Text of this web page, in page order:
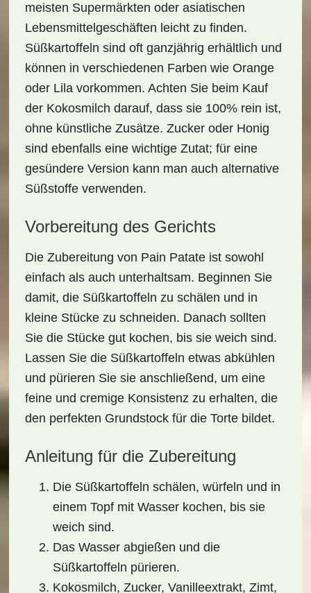
meisten Supermärkten oder asiatischen
Lebensmittelgeschäften leicht zu finden.
Süßkartoffeln sind oft ganzjährig erhältlich und
können in verschiedenen Farben wie Orange
oder Lila vorkommen. Achten Sie beim Kauf
der Kokosmilch darauf, dass sie 100% rein ist,
ohne künstliche Zusätze. Zucker oder Honig
sind ebenfalls eine wichtige Zutat; für eine
gesündere Version kann man auch alternative
Süßstoffe verwenden.
Vorbereitung des Gerichts
Die Zubereitung von Pain Patate ist sowohl
einfach als auch unterhaltsam. Beginnen Sie
damit, die Süßkartoffeln zu schälen und in
kleine Stücke zu schneiden. Danach sollten
Sie die Stücke gut kochen, bis sie weich sind.
Lassen Sie die Süßkartoffeln etwas abkühlen
und pürieren Sie sie anschließend, um eine
feine und cremige Konsistenzzu erhalten, die
den perfekten Grundstock für die Torte bildet.
Anleitung für die Zubereitung
Die Süßkartoffeln schälen, würfeln und in
einem Topf mit Wasser kochen, bis sie
weich sind.
Das Wasser abgießen und die
Süßkartoffeln pürieren.
Kokosmilch, Zucker, Vanilleextrakt, Zimt,